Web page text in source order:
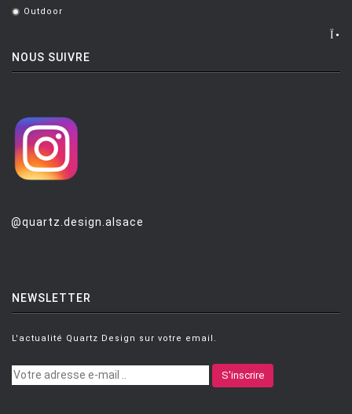
. Outdoor
NOUS SUIVRE
@quartz.design.alsace
NEWSLETTER
L'actualité Quartz Design sur votre email.
S'inscrire